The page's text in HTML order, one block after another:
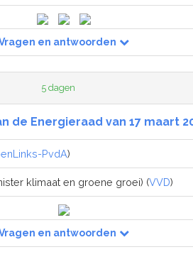
en antwoorden
5 dagen
de Energieraad van 17 maart
PvdA)
klimaat en groene groei) (VVD)
en antwoorden